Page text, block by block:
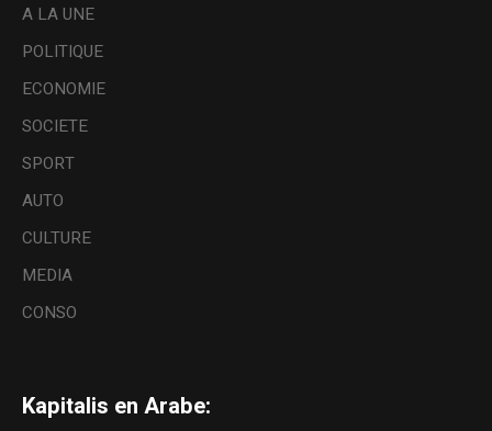
A LA UNE
POLITIQUE
ECONOMIE
SOCIETE
SPORT
AUTO
CULTURE
MEDIA
CONSO
Kapitalis en Arabe: